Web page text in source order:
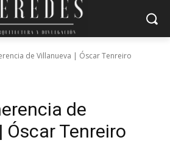
de Villanueva | Óscar Tenreiro
de
Óscar Tenreiro